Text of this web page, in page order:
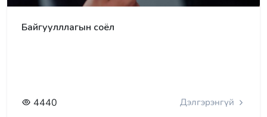
Байгуулллагын соёл
4440 Дэлгэрэнгүй